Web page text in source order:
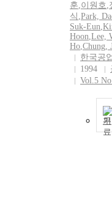
훈,이원호,
식 ,Park,
Suk-Eun,
Hoon,Lee,
Ho,Chung,
한국공
1994
Vol.5
기